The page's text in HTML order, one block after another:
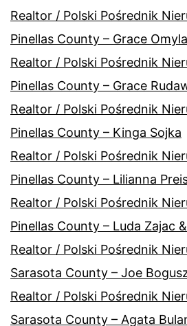
Realtor / Polski Pośrednik
Pinellas County – Grace Omyla
Realtor / Polski Pośrednik
Pinellas County – Grace
Realtor / Polski Pośrednik
Pinellas County – Kinga Sojka
Realtor / Polski Pośrednik
Pinellas County – Lilianna
Realtor / Polski Pośrednik
Pinellas County – Luda Zajac
Realtor / Polski Pośrednik
Sarasota County – Joe
Realtor / Polski Pośrednik
Sarasota County – Agata